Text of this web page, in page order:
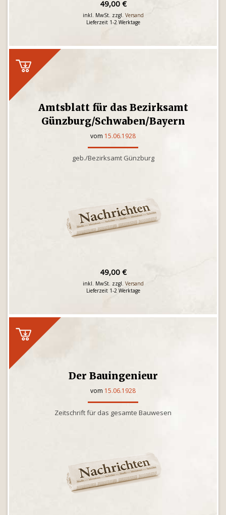
49,00 €
inkl. MwSt. zzgl. Versand
Lieferzeit 1-2 Werktage
Amtsblatt für das Bezirksamt
Günzburg/Schwaben/Bayern
vom 15.06.1928
geb./Bezirksamt Günzburg
49,00 €
inkl. MwSt. zzgl. Versand
Lieferzeit 1-2 Werktage
Der Bauingenieur
vom 15.06.1928
Zeitschrift für das gesamte Bauwesen